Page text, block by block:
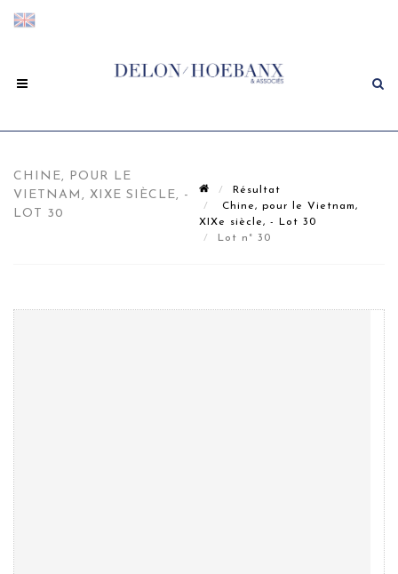
CHINE, POUR LE
VIETNAM, XIXE SIÈCLE, -
LOT 30
Résultat
Chine, pour le Vietnam,
XIXe siècle, - Lot 30
Lot n° 30